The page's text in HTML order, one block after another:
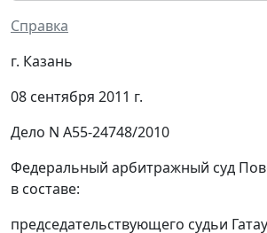
Справка
г. Казань
08 сентября 2011 г.
Дело N А55-24748/2010
Федеральный арбитражный суд
в составе:
председательствующего судьи